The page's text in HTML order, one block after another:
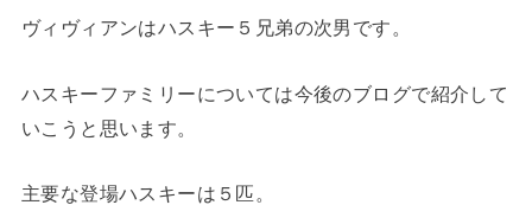
ヴィヴィアンはハスキー５兄弟の次男です。
ハスキーファミリーについては今後のブログで紹介して
いこうと思います。
主要な登場ハスキーは５匹。